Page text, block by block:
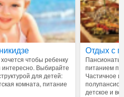
чтобы ребенку
Выбирайте
для детей:
комната, питание
Отдых с
питанием
Частичное
детское и